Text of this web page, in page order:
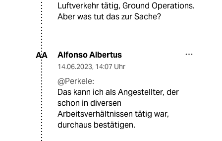
Luftverkehr tätig, Ground Operations.
Aber was tut das zur Sache?
AA Alfonso Albertus
14.06.2023, 14:07 Uhr
@Perkele:
Das kann ich als Angestellter, der
schon in diversen
Arbeitsverhältnissen tätig war,
durchaus bestätigen.